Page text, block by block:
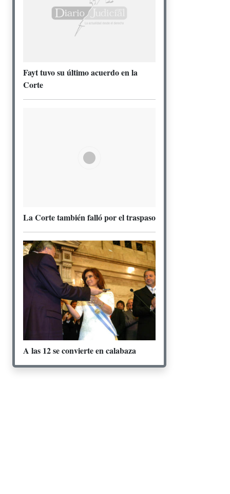
Fayt tuvo su último acuerdo en la
Corte
La Corte también falló por el traspaso
A las 12 se convierte en calabaza